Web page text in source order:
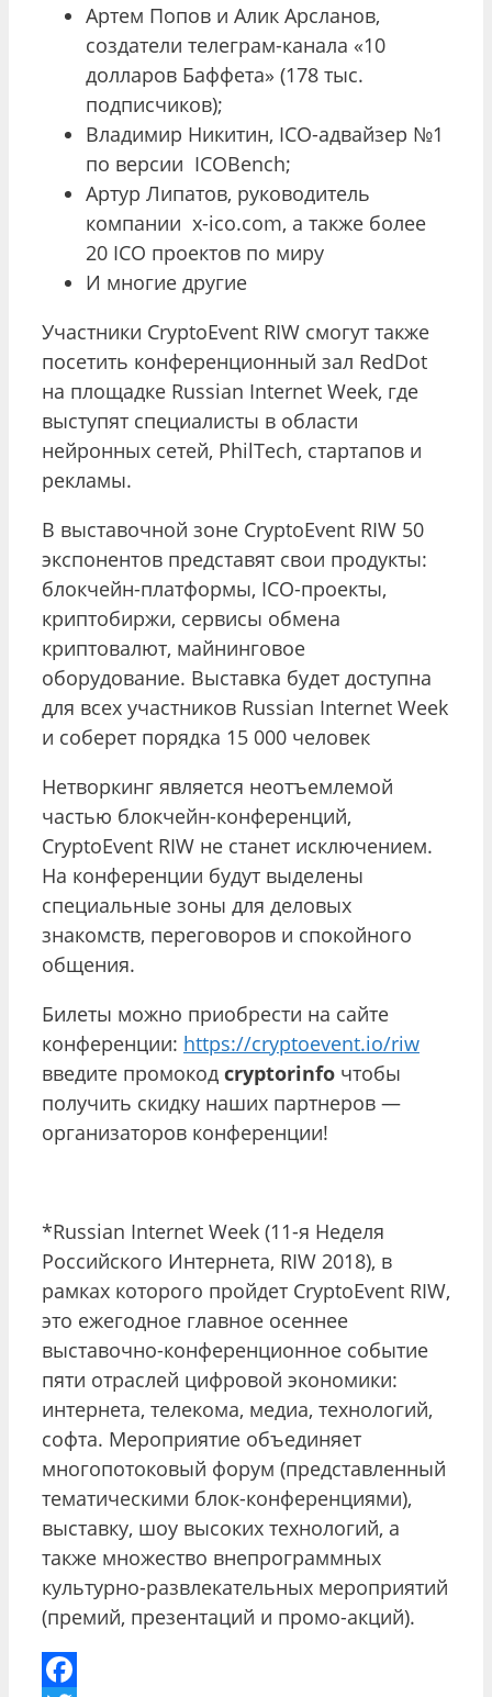
Артем Попов и Алик Арсланов,
создатели телеграм-канала «10
долларов Баффета» (178 тыс.
подписчиков);
Владимир Никитин, ICO-адвайзер №1
по версии ICOBench;
Артур Липатов, руководитель
компании x-ico.com, а также более
20 ICO проектов по миру
И многие другие
Участники CryptoEvent RIW смогут также
посетить конференционный зал RedDot
на площадке Russian Internet Week, где
выступят специалисты в области
нейронных сетей, PhilTech, стартапов и
рекламы.
В выставочной зоне CryptoEvent RIW 50
экспонентов представят свои продукты:
блокчейн-платформы, ICO-проекты,
криптобиржи, сервисы обмена
криптовалют, майнинговое
оборудование. Выставка будет доступна
для всех участников Russian Internet Week
и соберет порядка 15 000 человек
Нетворкинг является неотъемлемой
частью блокчейн-конференций,
CryptoEvent RIW не станет исключением.
На конференции будут выделены
специальные зоны для деловых
знакомств, переговоров и спокойного
общения.
Билеты можно приобрести на сайте
конференции: https://cryptoevent.io/riw
введите промокод cryptorinfo чтобы
получить скидку наших партнеров —
организаторов конференции!
*Russian Internet Week (11-я Неделя
Российского Интернета, RIW 2018), в
рамках которого пройдет CryptoEvent RIW,
это ежегодное главное осеннее
выставочно-конференционное событие
пяти отраслей цифровой экономики:
интернета, телекома, медиа, технологий,
софта. Мероприятие объединяет
многопотоковый форум (представленный
тематическими блок-конференциями),
выставку, шоу высоких технологий, а
также множество внепрограммных
культурно-развлекательных мероприятий
(премий, презентаций и промо-акций).